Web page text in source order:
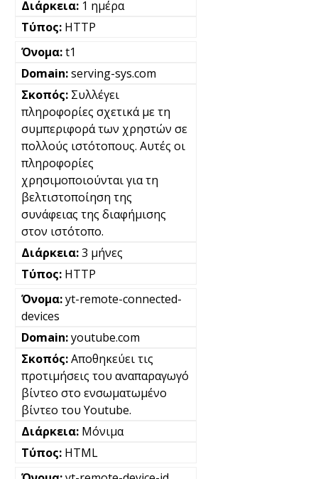
1 ημέρα
HTTP
t1
serving-sys.com
Συλλέγει
πληροφορίες σχετικά με τη
συμπεριφορά των χρηστών σε
πολλούς ιστότοπους. Αυτές οι
πληροφορίες
χρησιμοποιούνται για τη
βελτιστοποίηση της
συνάφειας της διαφήμισης
στον ιστότοπο.
3 μήνες
HTTP
yt-remote-connected-
devices
youtube.com
Αποθηκεύει τις
προτιμήσεις του αναπαραγωγό
βίντεο στο ενσωματωμένο
βίντεο του Youtube.
Μόνιμα
HTML